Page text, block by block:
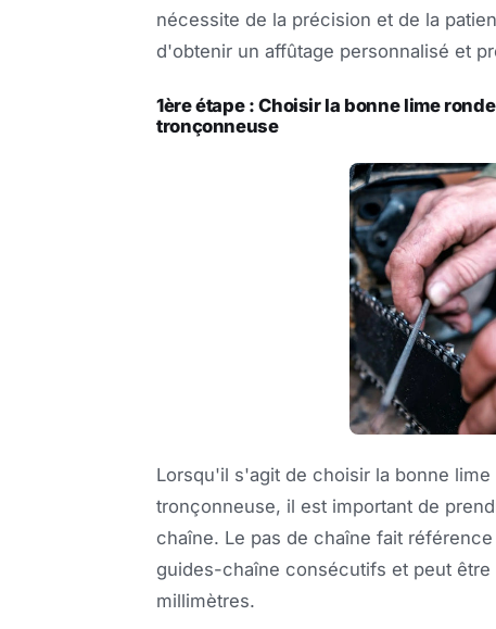
nécessite de la précision et de la
d'obtenir un affûtage personnalisé et
1ère étape : Choisir la bonne lime
tronçonneuse
Lorsqu'il s'agit de choisir la bonne
tronçonneuse, il est important de
chaîne. Le pas de chaîne fait
guides-chaîne consécutifs et peut
millimètres.